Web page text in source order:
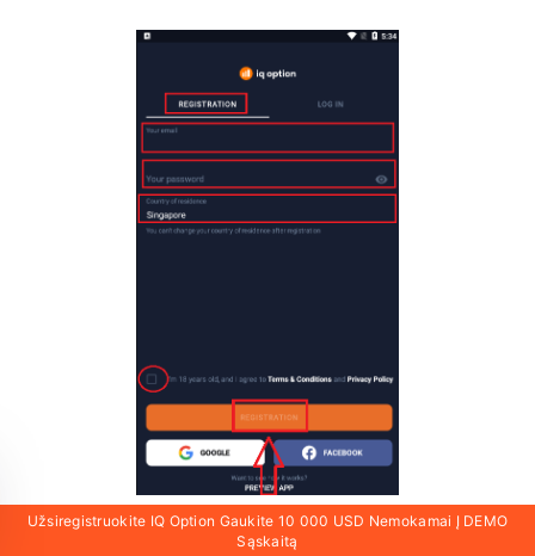
Užsiregistruokite IQ Option Gaukite 10 000 USD Nemokamai Į DEMO
Sąskaitą